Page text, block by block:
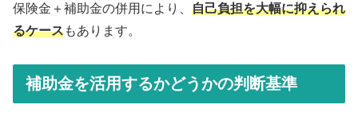
保険金＋補助金の併用により、 自己負担を大幅に抑えられ
るケースもあります。
補助金を活用するかどうかの判断基準